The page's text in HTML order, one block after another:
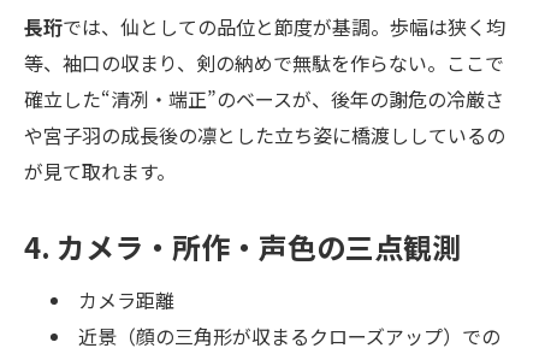
長珩では、仙としての品位と節度が基調。歩幅は狭く均
等、袖口の収まり、剣の納めで無駄を作らない。ここで
確立した“清冽・端正”のベースが、後年の謝危の冷厳さ
や宮子羽の成長後の凛とした立ち姿に橋渡ししているの
が見て取れます。
4. カメラ・所作・声色の三点観測
カメラ距離
近景（顔の三角形が収まるクローズアップ）での